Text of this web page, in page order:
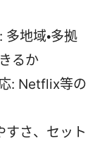
地域・多拠
るか
: Netflix等の
すさ、セット